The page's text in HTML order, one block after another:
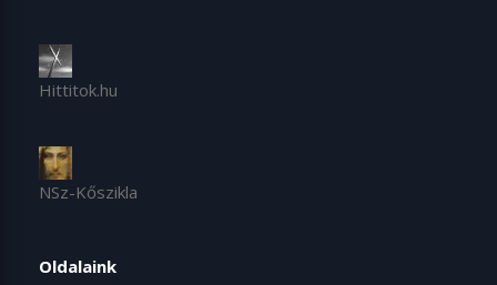
Hittitok.hu
NSz-Kőszikla
Oldalaink